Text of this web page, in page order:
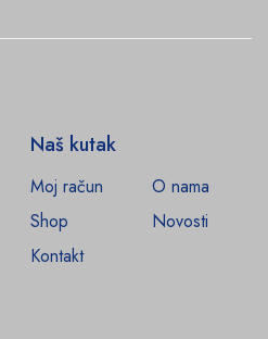
Naš kutak
Moj račun
O nama
Shop
Novosti
Kontakt